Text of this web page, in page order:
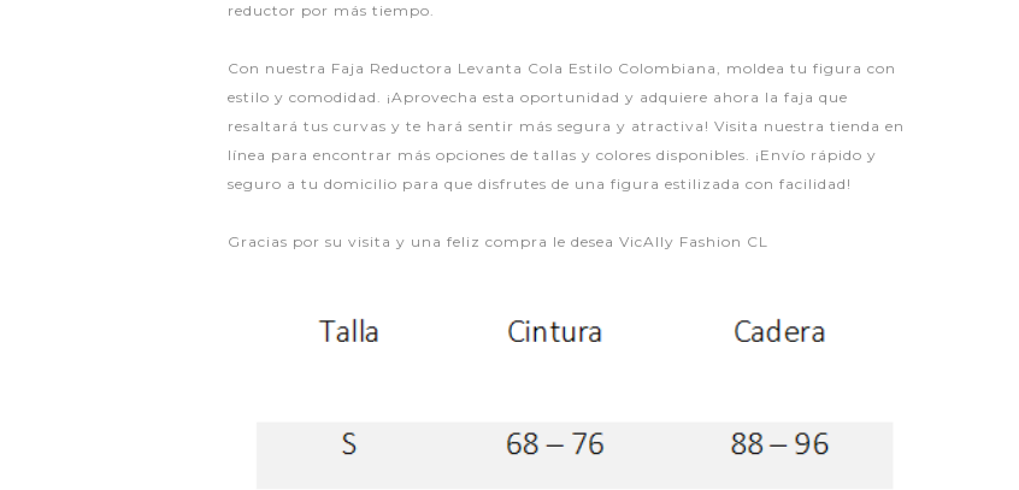
reductor por más tiempo.
Con nuestra Faja Reductora Levanta Cola Estilo Colombiana, moldea tu figura con
estilo y comodidad. ¡Aprovecha esta oportunidad y adquiere ahora la faja que
resaltará tus curvas y te hará sentir más segura y atractiva! Visita nuestra tienda en
línea para encontrar más opciones de tallas y colores disponibles. ¡Envío rápido y
seguro a tu domicilio para que disfrutes de una figura estilizada con facilidad!
Gracias por su visita y una feliz compra le desea VicAlly Fashion CL